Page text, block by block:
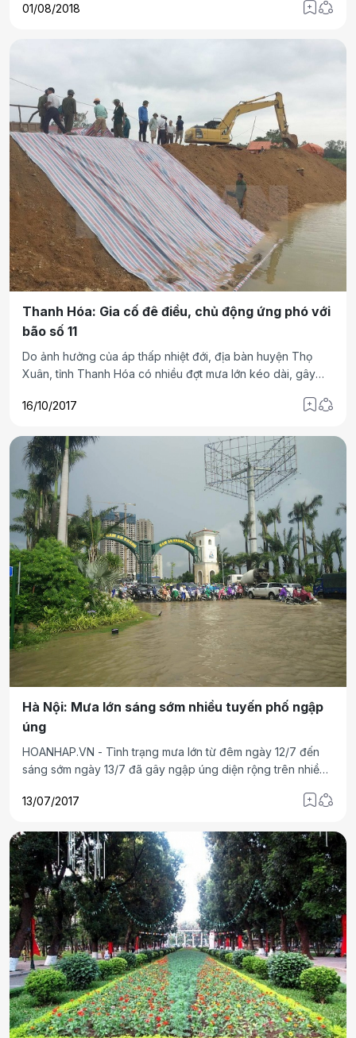
thấp nhất mức thiệt hại tài sản, hoa màu…
01/08/2018
Thanh Hóa: Gia cố đê điều, chủ động ứng phó với
bão số 11
Do ảnh hưởng của áp thấp nhiệt đới, địa bàn huyện Thọ
Xuân, tỉnh Thanh Hóa có nhiều đợt mưa lớn kéo dài, gây
16/10/2017
Hà Nội: Mưa lớn sáng sớm nhiều tuyến phố ngập
úng
HOANHAP.VN - Tình trạng mưa lớn từ đêm ngày 12/7 đến
sáng sớm ngày 13/7 đã gây ngập úng diện rộng trên nhiều
13/07/2017